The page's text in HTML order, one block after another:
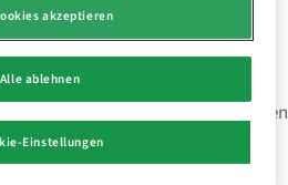
eines Zuviel an Gas in
zu schaffen. Auch die
erleichtern z.B. bei ständigen
Miteinander in der
auch Kollegen.
akzeptieren
Alle ablehnen
Einstellungen